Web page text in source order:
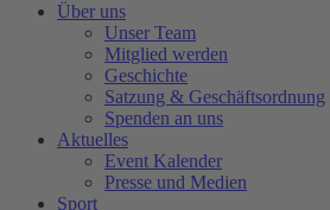
Über uns
Unser Team
Mitglied werden
Geschichte
Satzung & Geschäftsordnung
Spenden an uns
Aktuelles
Event Kalender
Presse und Medien
Sport